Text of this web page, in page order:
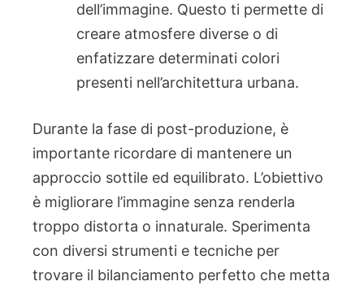
dell’immagine. Questo ti permette di
creare atmosfere diverse o di
enfatizzare determinati colori
presenti nell’architettura urbana.
Durante la fase di post-produzione, è
importante ricordare di mantenere un
approccio sottile ed equilibrato. L’obiettivo
è migliorare l’immagine senza renderla
troppo distorta o innaturale. Sperimenta
con diversi strumenti e tecniche per
trovare il bilanciamento perfetto che metta